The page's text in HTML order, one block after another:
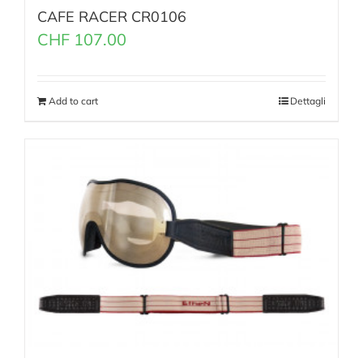
CAFE RACER CR0106
CHF 107.00
Add to cart Dettagli